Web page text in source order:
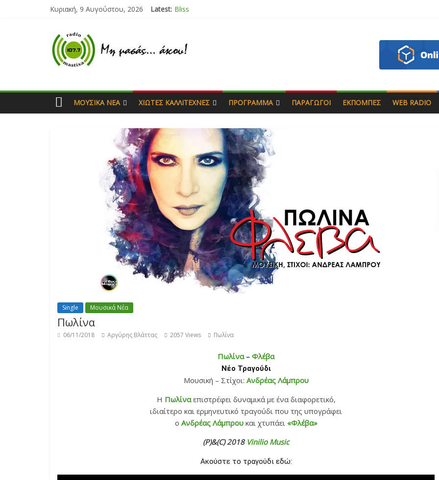
Κυριακή, 9 Αυγούστου, 2026 Latest: Bliss
Μαριάννα Μασάδη
Τάνια Μπρεάζου
ΜΟΥΣΙΚΆ ΝΈΑ ΧΙΏΤΕΣ ΚΑΛΛΙΤΈΧΝΕΣ ΠΡΌΓΡΑΜΜΑ ΠΑΡΑΓΩΓΟΊ ΕΚΠΟΜΠΈΣ WEB RADIO
Single Μουσικά Νέα
Πωλίνα
06/11/2018 Αργύρης Βλάττας 2057 Views Πωλίνα
Πωλίνα– Φλέβα
Νέο Τραγούδι
Μουσική – Στίχοι: Ανδρέας Λάμπρου
Η Πωλίναεπιστρέφει δυναμικά με ένα διαφορετικό,
ιδιαίτερο και ερμηνευτικό τραγούδι που της υπογράφει
ο Ανδρέας Λάμπρουκαι χτυπάει «Φλέβα»
(P)&(C) 2018 Vinilio Music
Ακούστε το τραγούδι εδώ: